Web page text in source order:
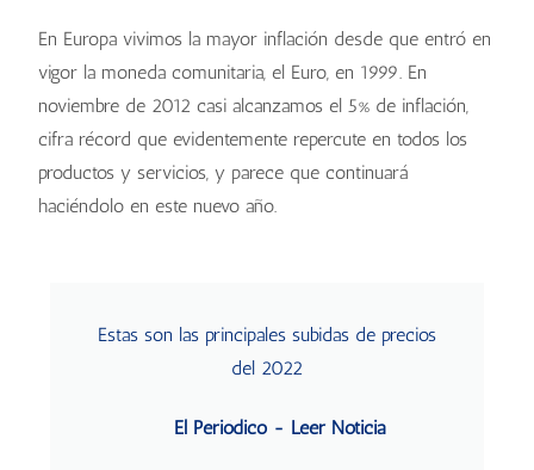
En Europa vivimos la mayor inflación desde que entró en
vigor la moneda comunitaria, el Euro, en 1999. En
noviembre de 2012 casi alcanzamos el 5% de inflación,
cifra récord que evidentemente repercute en todos los
productos y servicios, y parece que continuará
haciéndolo en este nuevo año.
Estas son las principales subidas de precios
del 2022
El Periódico - Leer Noticia